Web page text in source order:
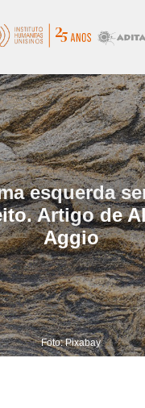
esquerda
Artigo de
Aggio
Foto: Pixabay